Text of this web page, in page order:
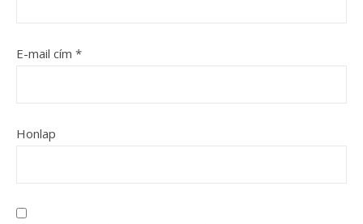
E-mail cím *
Honlap